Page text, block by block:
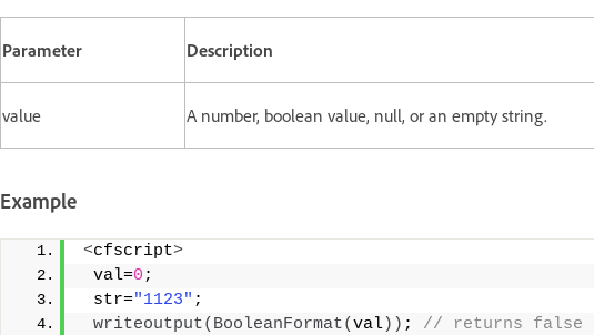
Parameter Description
value A number, boolean value, null, or an empty string.
Example
<cfscript>
val=0 ;
str="1123" ;
writeoutput( BooleanFormat(val)) ;
// returns false